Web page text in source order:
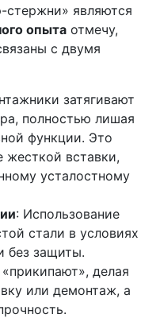
стержни» являются
опыта отмечу,
с двумя
затягивают
полностью лишая
функции. Это
жесткой вставки,
усталостному
: Использование
стали в условиях
без защиты.
делая
или демонтаж, а